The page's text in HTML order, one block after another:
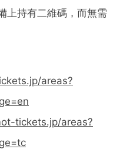
上持有二維碼，而無需
areas?
tickets.jp/areas?